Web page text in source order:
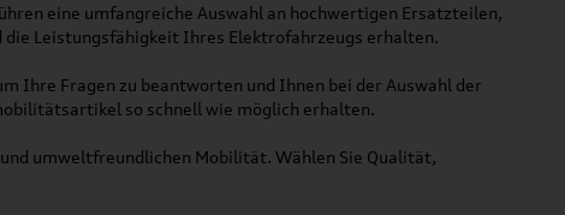
eine umfangreiche Auswahl an hochwertigen Ersatzteilen,
Leistungsfähigkeit Ihres Elektrofahrzeugs erhalten.
Ihre Fragen zu beantworten und Ihnen bei der Auswahl der
so schnell wie möglich erhalten.
umweltfreundlichen Mobilität. Wählen Sie Qualität,